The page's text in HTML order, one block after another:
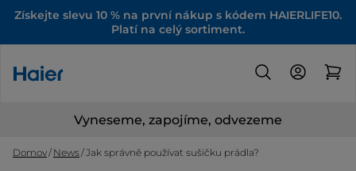
Získejte slevu 10 % na první nákup s kódem HAIERLIFE10.
Platí na celý sortiment.
Vyneseme, zapojíme, odvezeme
Domov News Jak správně používat sušičku prádla?